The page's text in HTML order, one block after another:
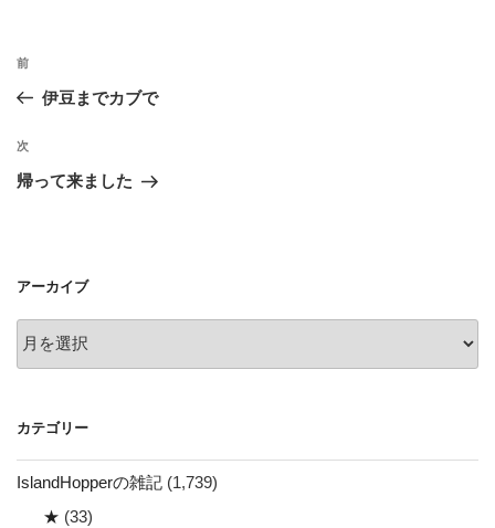
投
ナ
ビ
ゲ
ン
前
の
稿
前
伊豆までカブで
次
の
次
帰って来ました
アーカイブ
ー
ブ
カテゴリー
IslandHopperの雑記 (1,739)
★ (33)